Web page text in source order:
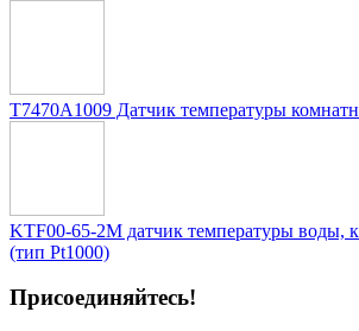
T7470A1009 Датчик температуры
KTF00-65-2M датчик температуры воды,
(тип Pt1000)
Присоединяйтесь!